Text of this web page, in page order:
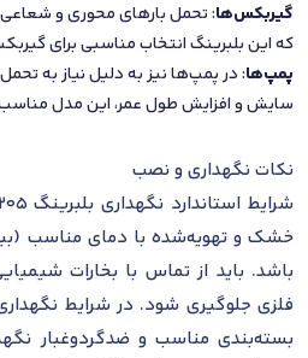
گیربکس‌ها: تحمل بارهای محوری و
که این بلبرینگ انتخاب مناسبی برای
پمپ‌ها: در پمپ‌ها نیز به دلیل نیاز به
سایش و افزایش طول عمر، این مدل
نکات نگهداری و نصب
باشد. باید از تماس با بخارات
فلزی جلوگیری شود. در شرایط
بسته‌بندی مناسب و ضد‌گرد‌و‌غبار